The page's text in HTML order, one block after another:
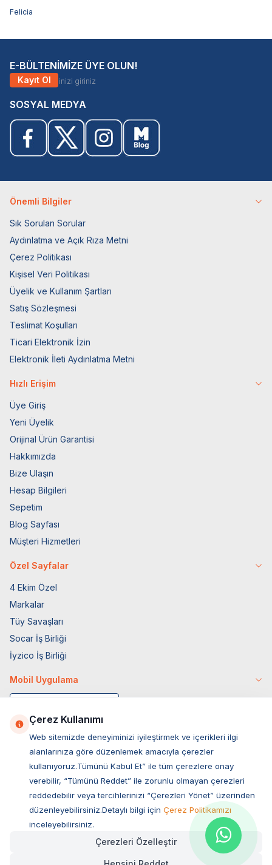
Felicia
E-BÜLTENİMİZE ÜYE OLUN!
Kayıt Ol
SOSYAL MEDYA
Önemli Bilgiler
Sık Sorulan Sorular
Aydınlatma ve Açık Rıza Metni
Çerez Politikası
Kişisel Veri Politikası
Üyelik ve Kullanım Şartları
Satış Sözleşmesi
Teslimat Koşulları
Ticari Elektronik İzin
Elektronik İleti Aydınlatma Metni
Hızlı Erişim
Üye Giriş
Yeni Üyelik
Orijinal Ürün Garantisi
Hakkımızda
Bize Ulaşın
Hesap Bilgileri
Sepetim
Blog Sayfası
Müşteri Hizmetleri
Özel Sayfalar
4 Ekim Özel
Markalar
Tüy Savaşları
Socar İş Birliği
İyzico İş Birliği
Mobil Uygulama
Müşteri Hizmetleri
Sıkça Sorulan Sorular
Çerez Kullanımı
Web sitemizde deneyiminizi iyileştirmek ve içerikleri ilgi
alanlarınıza göre düzenlemek amacıyla çerezler
kullanıyoruz.Tümünü Kabul Et” ile tüm çerezlere onay
verebilir, “Tümünü Reddet” ile zorunlu olmayan çerezleri
reddedebilir veya tercihlerinizi “Çerezleri Yönet” üzerinden
düzenleyebilirsiniz.Detaylı bilgi için Çerez Politikamızı
inceleyebilirsiniz.
Çerezleri Özelleştir